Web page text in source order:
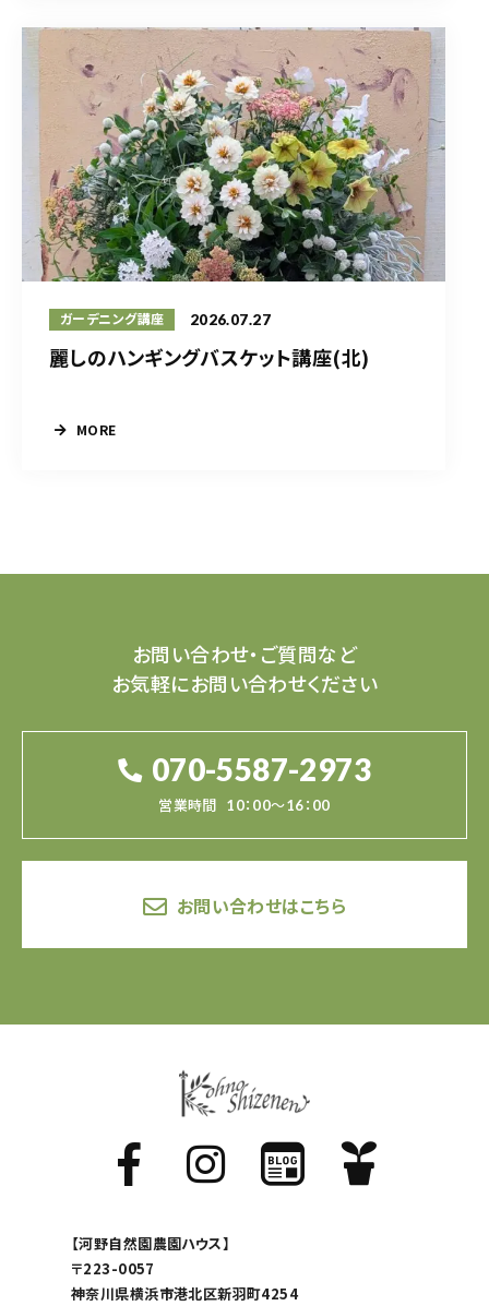
ガーデニング講座 2026.07.27
麗しのハンギングバスケット講座(北)
MORE
お問い合わせ・ご質問など
お気軽にお問い合わせください
070-5587-2973
営業時間 10：00～16：00
お問い合わせはこちら
【河野自然園農園ハウス】
〒223-0057
神奈川県横浜市港北区新羽町4254